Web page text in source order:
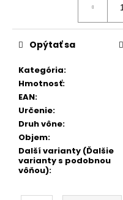
Kategória:
Hmotnosť:
EAN:
Určenie:
Druh vône:
Objem:
Další varianty (Ďalšie
varianty s podobnou
vôňou):
Opýtať sa
9,50
€
12
€